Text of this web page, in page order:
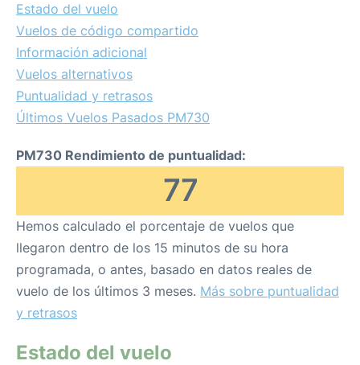
Estado del vuelo
Vuelos de código compartido
Información adicional
Vuelos alternativos
Puntualidad y retrasos
Últimos Vuelos Pasados PM730
PM730 Rendimiento de puntualidad:
77
Hemos calculado el porcentaje de vuelos que
llegaron dentro de los 15 minutos de su hora
programada, o antes, basado en datos reales de
vuelo de los últimos 3 meses. Más sobre puntualidad
y retrasos
Estado del vuelo